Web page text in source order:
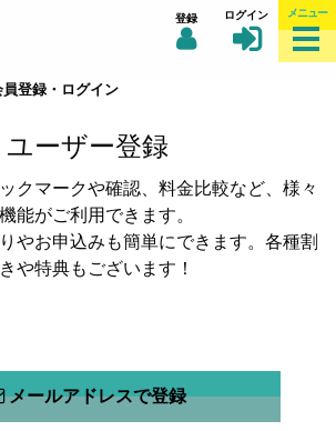
登録 ログイン メニュー
登録・ログイン
ユーザー登録
クマークや確認、料金比較など、様々
能がご利用できます。
やお申込みも簡単にできます。各種割
や特典もございます！
メールアドレスで登録